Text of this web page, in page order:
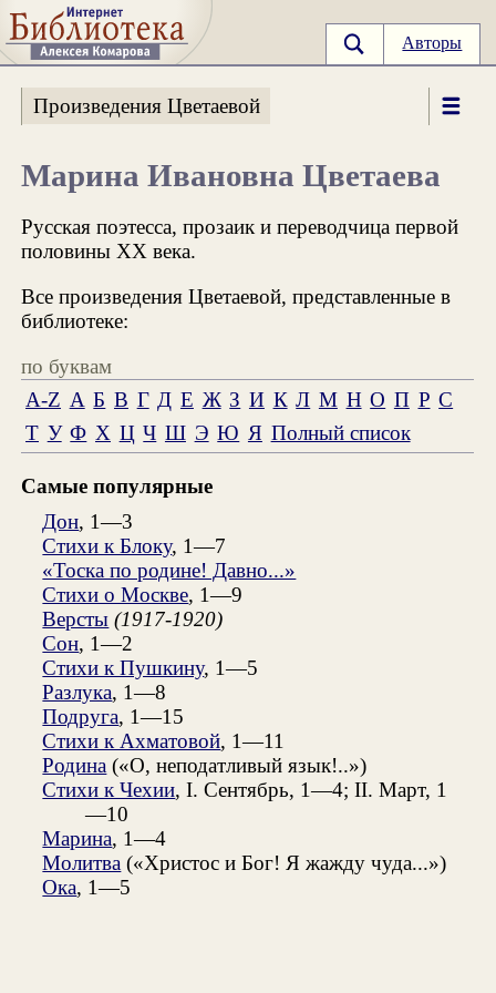
Авторы
Произведения Цветаевой
Марина Ивановна Цветаева
Русская поэтесса, прозаик и переводчица первой
половины XX века.
Все произведения Цветаевой, представленные в
библиотеке:
по буквам
A-Z А Б В Г Д Е Ж З И К Л М Н О П Р С
Т У Ф Х Ц Ч Ш Э Ю Я Полный список
Самые популярные
Дон, 1—3
Стихи к Блоку, 1—7
«Тоска по родине! Давно...»
Стихи о Москве, 1—9
Версты (1917-1920)
Сон, 1—2
Стихи к Пушкину, 1—5
Разлука, 1—8
Подруга, 1—15
Стихи к Ахматовой, 1—11
Родина («О, неподатливый язык!..»)
Стихи к Чехии, I. Сентябрь, 1—4; II. Март, 1
—10
Марина, 1—4
Молитва («Христос и Бог! Я жажду чуда...»)
Ока, 1—5